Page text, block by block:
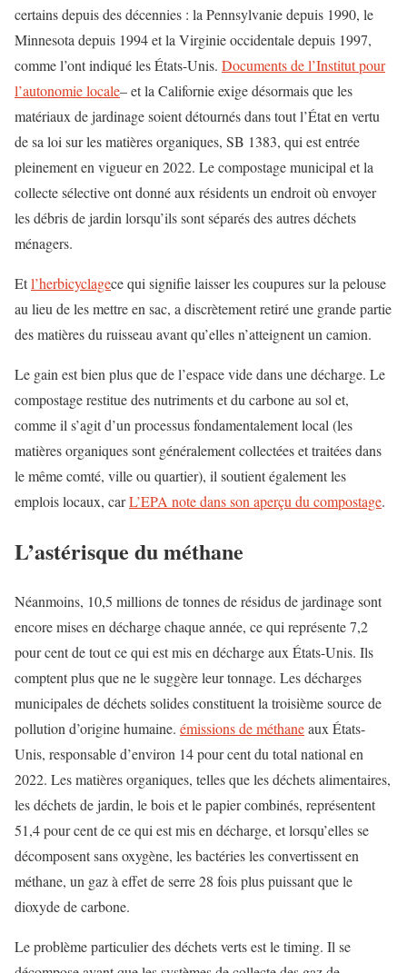
certains depuis des décennies : la Pennsylvanie depuis 1990, le
Minnesota depuis 1994 et la Virginie occidentale depuis 1997,
comme l’ont indiqué les États-Unis. Documents de l’Institut pour
l’autonomie locale– et la Californie exige désormais que les
matériaux de jardinage soient détournés dans tout l’État en vertu
de sa loi sur les matières organiques, SB 1383, qui est entrée
pleinement en vigueur en 2022. Le compostage municipal et la
collecte sélective ont donné aux résidents un endroit où envoyer
les débris de jardin lorsqu’ils sont séparés des autres déchets
ménagers.
Etl’herbicyclagece qui signifie laisser les coupures sur la pelouse
au lieu de les mettre en sac, a discrètement retiré une grande partie
des matières du ruisseau avant qu’elles n’atteignent un camion.
Le gain est bien plus que de l’espace vide dans une décharge. Le
compostage restitue des nutriments et du carbone au sol et,
comme il s’agit d’un processus fondamentalement local (les
matières organiques sont généralement collectées et traitées dans
le même comté, ville ou quartier), il soutient également les
emplois locaux, carL’EPA note dans son aperçu du compostage.
L’astérisque du méthane
Néanmoins, 10,5 millions de tonnes de résidus de jardinage sont
encore mises en décharge chaque année, ce qui représente 7,2
pour cent de tout ce qui est mis en décharge aux États-Unis. Ils
comptent plus que ne le suggère leur tonnage. Les décharges
municipales de déchets solides constituent la troisième source de
pollution d’origine humaine. émissions de méthaneaux États-
Unis, responsable d’environ 14 pour cent du total national en
2022. Les matières organiques, telles que les déchets alimentaires,
les déchets de jardin, le bois et le papier combinés, représentent
51,4 pour cent de ce qui est mis en décharge, et lorsqu’elles se
décomposent sans oxygène, les bactéries les convertissent en
méthane, un gaz à effet de serre 28 fois plus puissant que le
dioxyde de carbone.
Le problème particulier des déchets verts est le timing. Il se